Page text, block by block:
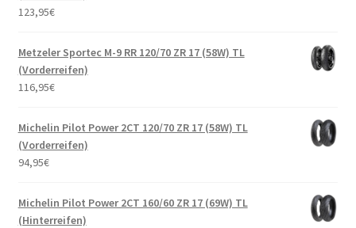
123,95€
Metzeler Sportec M-9 RR 120/70 ZR 17 (58W) TL
(Vorderreifen)
116,95€
Michelin Pilot Power 2CT 120/70 ZR 17 (58W) TL
(Vorderreifen)
94,95€
Michelin Pilot Power 2CT 160/60 ZR 17 (69W) TL
(Hinterreifen)